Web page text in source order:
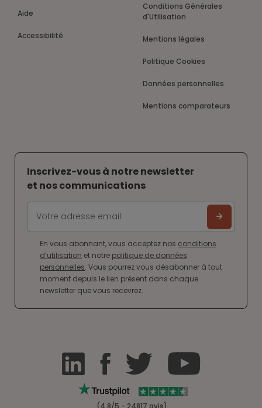
Aide
Accessibilité
Conditions Générales
d'Utilisation
Mentions légales
Politique Cookies
Données personnelles
Mentions comparateurs
Inscrivez-vous à notre newsletter
et nos communications
En vous abonnant, vous acceptez nos conditions
d’utilisation et notre politique de données
personnelles. Vous pourrez vous désabonner à tout
moment depuis le lien présent dans chaque
newsletter que vous recevrez.
(4.8/5 - 24817 avis)